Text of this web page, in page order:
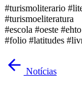
#turismoliterario
#turismoeliteratura
#escola #oeste
#folio #latitudes
Notícias